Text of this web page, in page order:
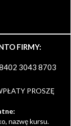
FIRMY:
3043 8703
PROSZĘ
nazwę kursu.